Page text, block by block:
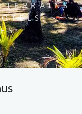
TERRAINS